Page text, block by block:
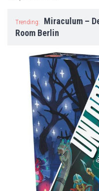
Trending:
Miraculum –
Room Berlin